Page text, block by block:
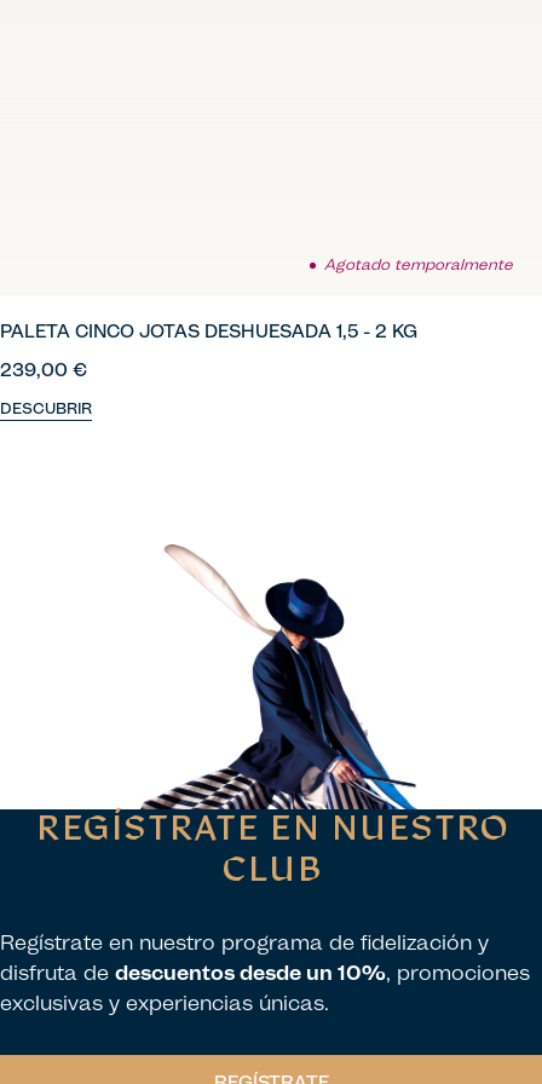
Agotado temporalmente
PALETA CINCO JOTAS DESHUESADA 1,5 - 2 KG
239,00 €
DESCUBRIR
REGÍSTRATE EN NUESTRO
CLUB
Regístrate en nuestro programa de fidelización y
disfruta de descuentos desde un 10%, promociones
exclusivas y experiencias únicas.